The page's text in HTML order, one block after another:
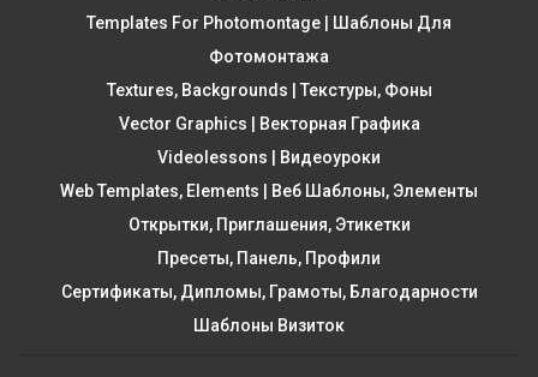
Templates For Photomontage | Шаблоны Для
Фотомонтажа
Textures, Backgrounds | Текстуры, Фоны
Vector Graphics | Векторная Графика
Videolessons | Видеоуроки
Web Templates, Elements | Веб Шаблоны, Элементы
Открытки, Приглашения, Этикетки
Пресеты, Панель, Профили
Сертификаты, Дипломы, Грамоты, Благодарности
Шаблоны Визиток